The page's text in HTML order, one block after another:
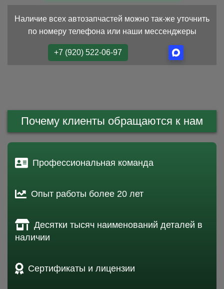
Наличие всех автозапчастей можно так-же уточнить
по номеру телефона или наши мессенджеры
+7 (920) 522-06-97
Почему клиенты обращаются к нам
Профессиональная команда
Опыт работы более 20 лет
Десятки тысяч наименований деталей в
наличии
Сертификаты и лицензии